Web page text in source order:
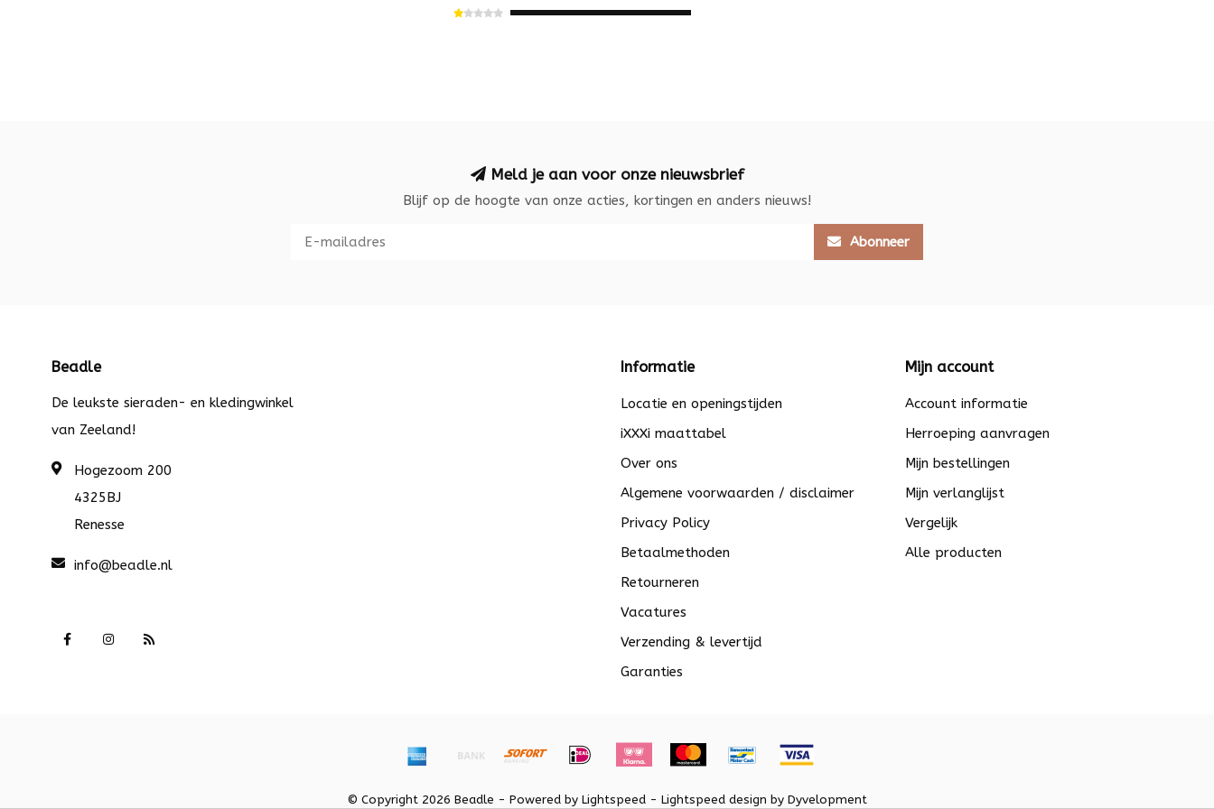
Meld je aan voor onze nieuwsbrief
Blijf op de hoogte van onze acties, kortingen en anders nieuws!
Abonneer
Beadle
De leukste sieraden- en kledingwinkel
van Zeeland!
Hogezoom 200
4325BJ
Renesse
info@beadle.nl
Informatie
Locatie en openingstijden
iXXXi maattabel
Over ons
Algemene voorwaarden / disclaimer
Privacy Policy
Betaalmethoden
Retourneren
Vacatures
Verzending & levertijd
Garanties
Mijn account
Account informatie
Herroeping aanvragen
Mijn bestellingen
Mijn verlanglijst
Vergelijk
Alle producten
© Copyright 2026 Beadle - Powered by Lightspeed - Lightspeed design by Dyvelopment